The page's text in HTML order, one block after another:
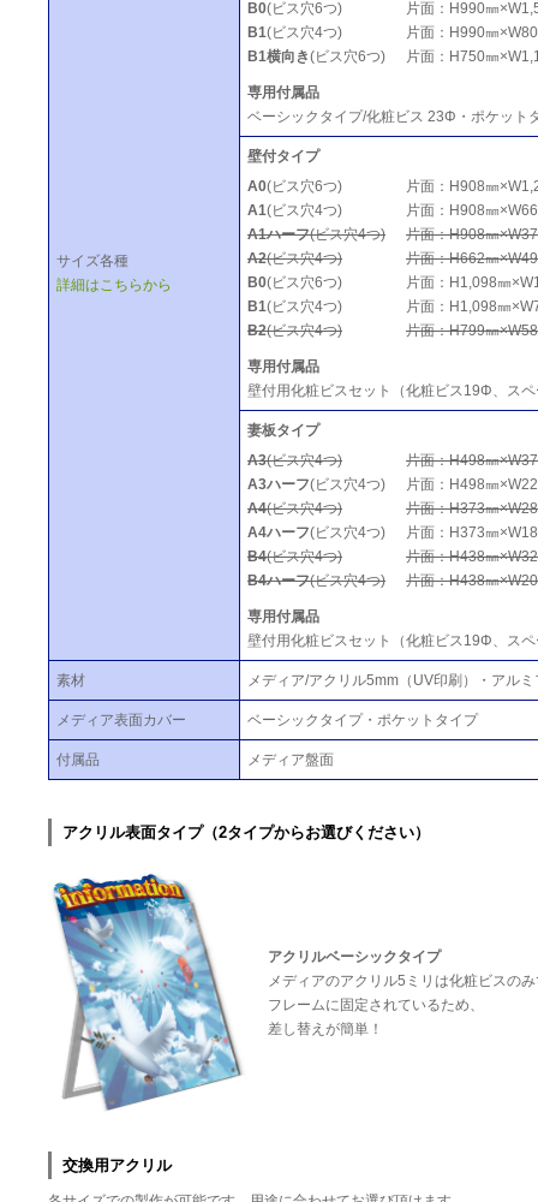
サイズ各種
詳細はこちらから
B0(ビス穴6つ)
片面：H990㎜
B1(ビス穴4つ)
片面：H990㎜
B1横向き(ビス穴6つ) 片面：H750㎜
専用付属品
ベーシックタイプ/化粧ビス 23Φ・ポケット
壁付タイプ
A0(ビス穴6つ)
片面：H908㎜
A1(ビス穴4つ)
片面：H908㎜
A1ハーフ(ビス穴4つ)
片面：H908㎜
A2(ビス穴4つ)
片面：H662㎜
B0(ビス穴6つ)
片面：H1,098㎜
B1(ビス穴4つ)
片面：H1,098㎜
B2(ビス穴4つ) 片面：H799㎜
専用付属品
壁付用化粧ビスセット（化粧ビス19Φ、ス
妻板タイプ
A3(ビス穴4つ)
片面：H498㎜
A3ハーフ(ビス穴4つ)
片面：H498㎜
A4(ビス穴4つ)
片面：H373㎜
A4ハーフ(ビス穴4つ)
片面：H373㎜
B4(ビス穴4つ)
片面：H438㎜
B4ハーフ(ビス穴4つ) 片面：H438㎜
専用付属品
壁付用化粧ビスセット（化粧ビス19Φ、ス
素材 メディア/アクリル5mm（UV印刷）・アル
メディア表面カバー ベーシックタイプ・ポケットタイプ
付属品 メディア盤面
アクリル表面タイプ（2タイプからお選びください）
アクリルベーシックタイプ
メディアのアクリル5ミリは化粧ビスの
フレームに固定されているため、
差し替えが簡単！
交換用アクリル